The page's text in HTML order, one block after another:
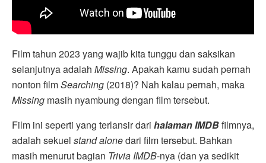
Film tahun 2023 yang wajib kita tunggu dan saksikan
selanjutnya adalah Missing. Apakah kamu sudah pernah
nonton filmSearching (2018)? Nah kalau pernah, maka
Missing masih nyambung dengan film tersebut.
Film ini seperti yang terlansir dari halaman IMDBfilmnya,
adalah sekuel stand alonedari film tersebut. Bahkan
masih menurut bagian Trivia IMDB-nya (dan ya sedikit